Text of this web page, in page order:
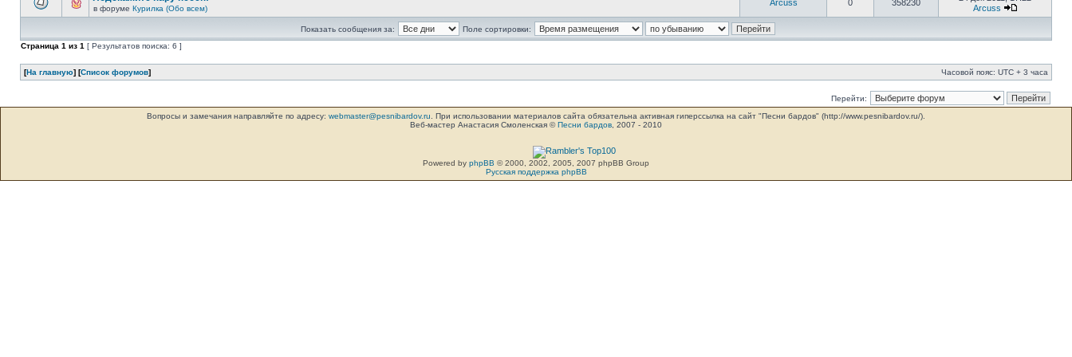
в форуме Курилка (Обо всем)
Arcuss 0 358230
Arcuss
Показать сообщения за:
Поле сортировки:
Страница 1 из 1 [ Результатов поиска: 6 ]
[На главную] [Список форумов] Часовой пояс: UTC + 3 часа
Перейти:
Вопросы и замечания направляйте по адресу: webmaster@pesnibardov.ru . При использовании материалов сайта обязательна активная гиперссылка на сайт "Песни бардов" (http://www.pesnibardov.ru/).
Веб-мастер Анастасия Смоленская ©Песни бардов , 2007 - 2010
Powered by phpBB © 2000, 2002, 2005, 2007 phpBB Group
Русская поддержка phpBB